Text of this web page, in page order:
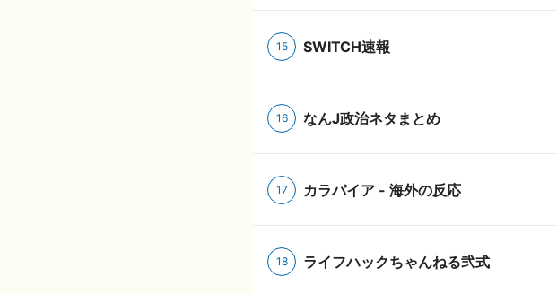
15 SWITCH速報
16 なんJ政治ネタまとめ
17 カラパイア - 海外の反応
18 ライフハックちゃんねる弐式